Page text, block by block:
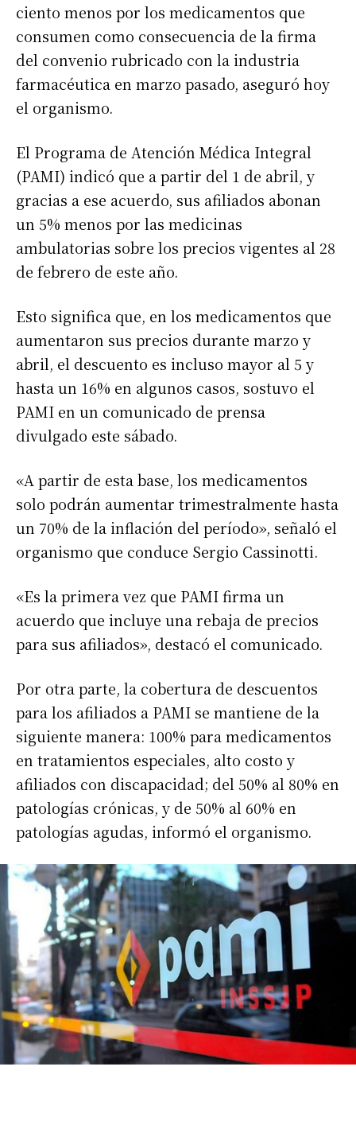
ciento menos por los medicamentos que
consumen como consecuencia de la firma
del convenio rubricado con la industria
farmacéutica en marzo pasado, aseguró hoy
el organismo.
El Programa de Atención Médica Integral
(PAMI) indicó que a partir del 1 de abril, y
gracias a ese acuerdo, sus afiliados abonan
un 5% menos por las medicinas
ambulatorias sobre los precios vigentes al 28
de febrero de este año.
Esto significa que, en los medicamentos que
aumentaron sus precios durante marzo y
abril, el descuento es incluso mayor al 5 y
hasta un 16% en algunos casos, sostuvo el
PAMI en un comunicado de prensa
divulgado este sábado.
«A partir de esta base, los medicamentos
solo podrán aumentar trimestralmente hasta
un 70% de la inflación del período», señaló el
organismo que conduce Sergio Cassinotti.
«Es la primera vez que PAMI firma un
acuerdo que incluye una rebaja de precios
para sus afiliados», destacó el comunicado.
Por otra parte, la cobertura de descuentos
para los afiliados a PAMI se mantiene de la
siguiente manera: 100% para medicamentos
en tratamientos especiales, alto costo y
afiliados con discapacidad; del 50% al 80% en
patologías crónicas, y de 50% al 60% en
patologías agudas, informó el organismo.